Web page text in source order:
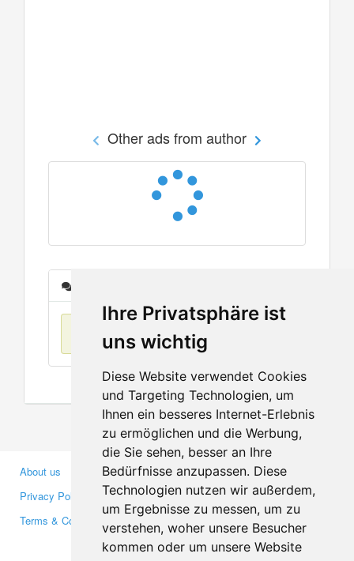
Ihre Privatsphäre ist
uns wichtig
Diese Website verwendet Cookies
und Targeting Technologien, um
Ihnen ein besseres Internet-Erlebnis
zu ermöglichen und die Werbung,
die Sie sehen, besser an Ihre
Bedürfnisse anzupassen. Diese
Technologien nutzen wir außerdem,
um Ergebnisse zu messen, um zu
verstehen, woher unsere Besucher
kommen oder um unsere Website
Other ads from author
No items found
About us
Privacy Policy
Terms & Conditions
Business Partners
Investors
Media